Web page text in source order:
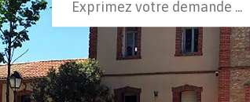
Formulaire de recherche